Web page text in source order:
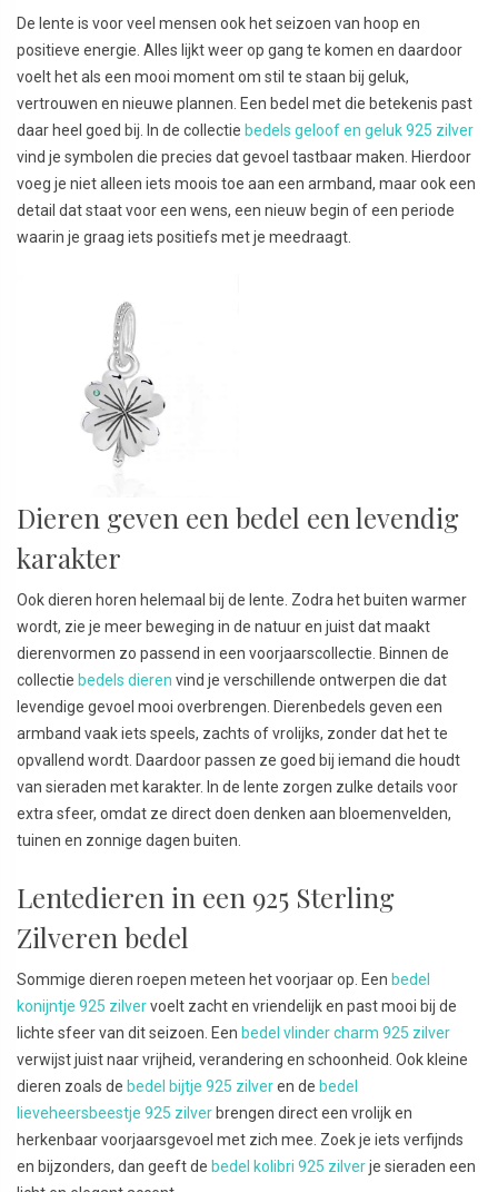
De lente is voor veel mensen ook het seizoen van hoop en
positieve energie. Alles lijkt weer op gang te komen en daardoor
voelt het als een mooi moment om stil te staan bij geluk,
vertrouwen en nieuwe plannen. Een bedel met die betekenis past
daar heel goed bij. In de collectie bedels geloof en geluk 925 zilver
vind je symbolen die precies dat gevoel tastbaar maken. Hierdoor
voeg je niet alleen iets moois toe aan een armband, maar ook een
detail dat staat voor een wens, een nieuw begin of een periode
waarin je graag iets positiefs met je meedraagt.
Dieren geven een bedel een levendig
karakter
Ook dieren horen helemaal bij de lente. Zodra het buiten warmer
wordt, zie je meer beweging in de natuur en juist dat maakt
dierenvormen zo passend in een voorjaarscollectie. Binnen de
collectie bedels dieren vind je verschillende ontwerpen die dat
levendige gevoel mooi overbrengen. Dierenbedels geven een
armband vaak iets speels, zachts of vrolijks, zonder dat het te
opvallend wordt. Daardoor passen ze goed bij iemand die houdt
van sieraden met karakter. In de lente zorgen zulke details voor
extra sfeer, omdat ze direct doen denken aan bloemenvelden,
tuinen en zonnige dagen buiten.
Lentedieren in een 925 Sterling
Zilveren bedel
Sommige dieren roepen meteen het voorjaar op. Een bedel
konijntje 925 zilvervoelt zacht en vriendelijk en past mooi bij de
lichte sfeer van dit seizoen. Een bedel vlinder charm 925 zilver
verwijst juist naar vrijheid, verandering en schoonheid. Ook kleine
dieren zoals de bedel bijtje 925 zilveren de bedel
lieveheersbeestje 925 zilver brengen direct een vrolijk en
herkenbaar voorjaarsgevoel met zich mee. Zoek je iets verfijnds
en bijzonders, dan geeft de bedel kolibri 925 zilverje sieraden een